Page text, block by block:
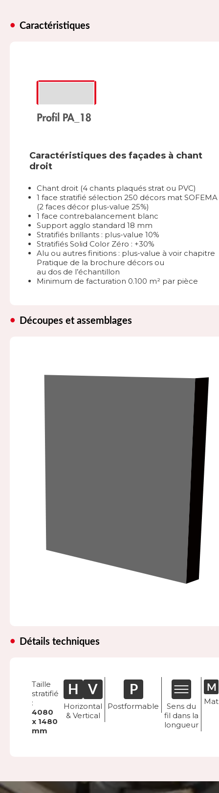
Caractéristiques
Caractéristiques des façades à chant
droit
Chant droit (4 chants plaqués strat ou PVC)
1 face stratifié sélection 250 décors mat SOFEMA
(2 faces décor plus-value 25%)
1 face contrebalancement blanc
Support agglo standard 18 mm
Stratifiés brillants : plus-value 10%
Stratifiés Solid Color Zéro : +30%
Alu ou autres finitions : plus-value à voir chapitre
Pratique de la brochure décors ou
au dos de l’échantillon
Minimum de facturation 0.100 m² par pièce
Découpes et assemblages
Détails techniques
Taille
stratifié
:
4080
x 1480
mm
Horizontal
& Vertical
Postformable
Sens du
fil dans la
longueur
Mat